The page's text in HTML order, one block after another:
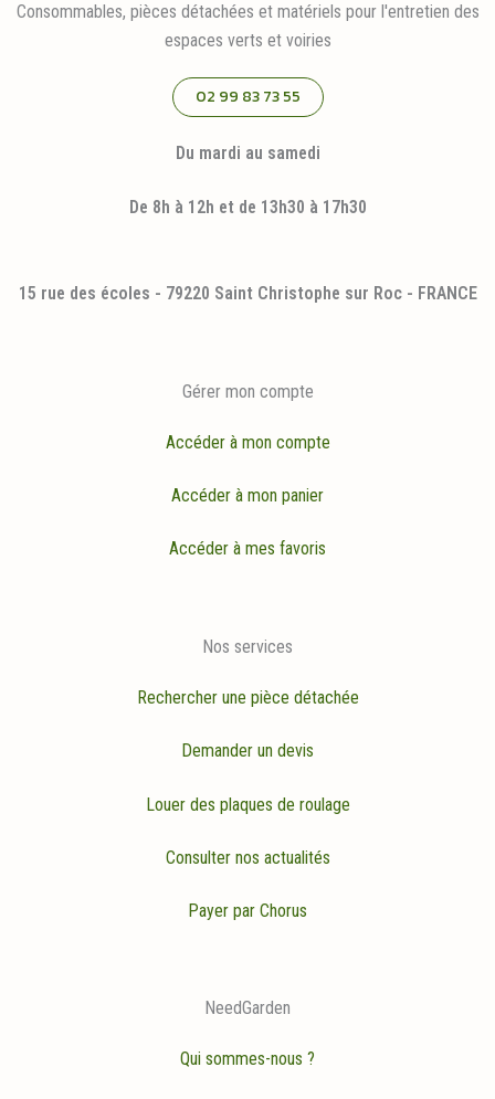
Consommables, pièces détachées et matériels pour l'entretien des
espaces verts et voiries
02 99 83 73 55
Du mardi au samedi
De 8h à 12h et de 13h30 à 17h30
15 rue des écoles - 79220 Saint Christophe sur Roc - FRANCE
Gérer mon compte
Accéder à mon compte
Accéder à mon panier
Accéder à mes favoris
Nos services
Rechercher une pièce détachée
Demander un devis
Louer des plaques de roulage
Consulter nos actualités
Payer par Chorus
NeedGarden
Qui sommes-nous ?